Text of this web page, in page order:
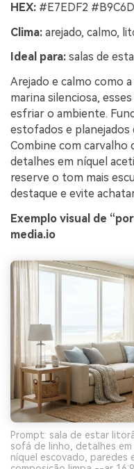
HEX: #E7EDF2
Clima: arejado, calmo,
Ideal para: salas de
Arejado e calmo como
marina silenciosa,
esfriar o ambiente.
estofados e planejados
Combine com carvalho
detalhes em níquel
reserve o tom mais
destaque e evite
Exemplo visual de
media.io
Prompt: sala de estar
sofá de linho, detalhes
níquel escovado, paredes